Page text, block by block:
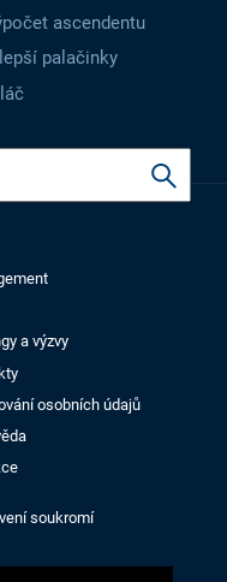
ascendentu
palačinky
a výzvy
osobních údajů
soukromí